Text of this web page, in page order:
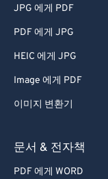
JPG 에게 PDF
PDF 에게 JPG
HEIC 에게 JPG
Image 에게 PDF
이미지 변환기
문서 & 전자책
PDF 에게 WORD